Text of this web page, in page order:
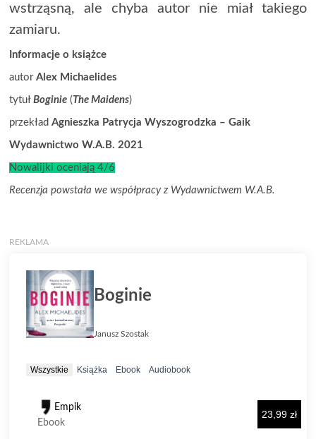
wstrząsną, ale chyba autor nie miał takiego
zamiaru.
Informacje o książce
autorAlex Michaelides
tytułBoginie (The Maidens)
przekładAgnieszka Patrycja Wyszogrodzka – Gaik
Wydawnictwo W.A.B. 2021
Nowalijki oceniają 4/6
Recenzja powstała we współpracy z Wydawnictwem W.A.B.